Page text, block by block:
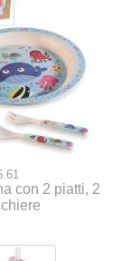
con 2 piatti, 2